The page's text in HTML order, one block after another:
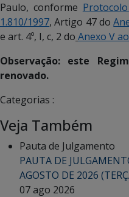
Paulo, conforme
1.810/1997, Artigo 47 do
e art. 4º, I, c, 2 do Anexo V
Observação: este
renovado.
Categorias :
Veja Também
Pauta de Julgamento
PAUTA DE
AGOSTO DE 2026
07 ago 2026